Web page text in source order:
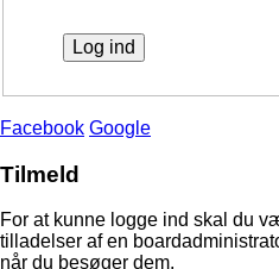
Facebook Google
Tilmeld
For at kunne logge ind skal du
tilladelser af en
når du besøger dem.